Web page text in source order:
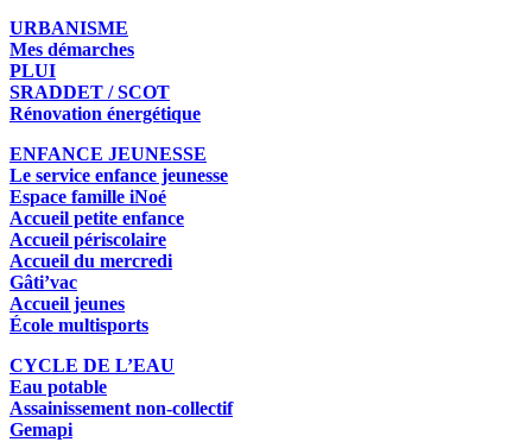
URBANISME
Mes démarches
PLUI
SRADDET / SCOT
Rénovation énergétique
ENFANCE JEUNESSE
Le service enfance jeunesse
Espace famille iNoé
Accueil petite enfance
Accueil périscolaire
Accueil du mercredi
Gâti’vac
Accueil jeunes
École multisports
CYCLE DE L’EAU
Eau potable
Assainissement non-collectif
Gemapi